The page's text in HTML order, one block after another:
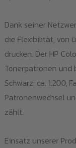
Dank seiner
die Flexibilität, von
drucken. Der HP
Tonerpatronen
Schwarz: ca. 1.200,
Patronenwechsel
zählt.
Einsatz unserer